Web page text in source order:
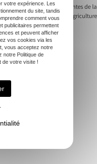
Next:Applications innovantes de la
drone en agriculture
votre expérience. Les
du site, tandis
comment vous
publicitaires permettent
et peuvent afficher
vos cookies via les
vous acceptez notre
notre Politique de
de votre visite !